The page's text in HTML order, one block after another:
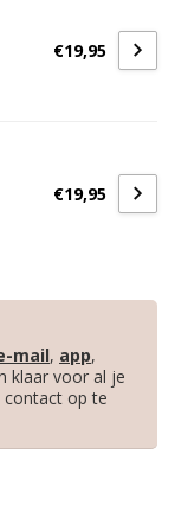
€19,95
€19,95
mail, app,
klaar voor al je
op te